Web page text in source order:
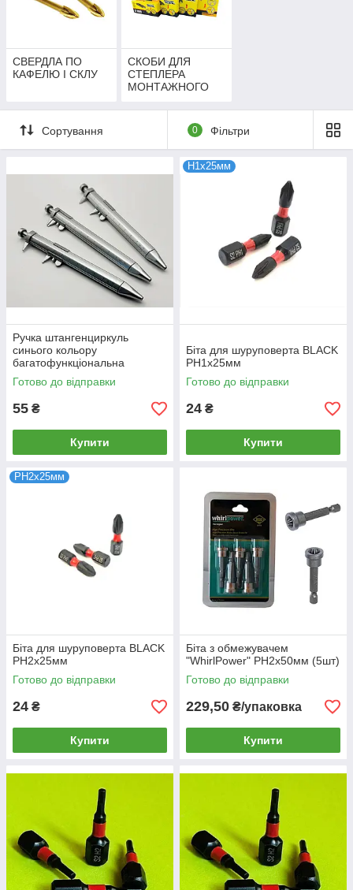
СВЕРДЛА ПО
КАФЕЛЮ І СКЛУ
СКОБИ ДЛЯ
СТЕПЛЕРА
МОНТАЖНОГО
Сортування 0 Фільтри
Ручка штангенциркуль
синього кольору
багатофункціональна
Готово до відправки
55 ₴
Купити
Н1х25мм
Біта для шуруповерта BLACK
PH1x25мм
Готово до відправки
24 ₴
Купити
РН2х25мм
Біта для шуруповерта BLACK
PH2x25мм
Готово до відправки
24 ₴
Купити
Біта з обмежувачем
"WhirlPower" РН2х50мм (5шт)
Готово до відправки
229,50 ₴/упаковка
Купити